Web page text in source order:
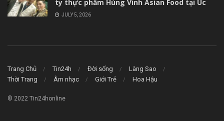
ty thực phẩm Hùng Vinh Asian Food tại Úc
JULY 5, 2026
Trang Chủ Tin24h Đời sống
Làng Sao
Thời Trang
Âm nhạc Giới Trẻ Hoa Hậu
© 2022 Tin24honline